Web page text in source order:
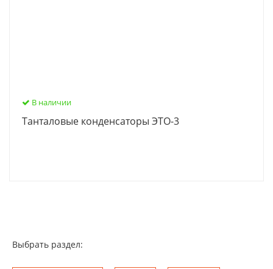
В наличии
Танталовые конденсаторы ЭТО-3
Выбрать раздел: